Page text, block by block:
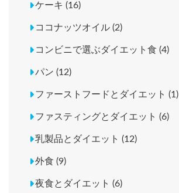
ケーキ (16)
ココナッツオイル (2)
コンビニで選ぶダイエット食 (4)
パン (12)
ファーストフードとダイエット (1)
ファスティングとダイエット (6)
乳製品とダイエット (12)
外食 (9)
夜食とダイエット (6)